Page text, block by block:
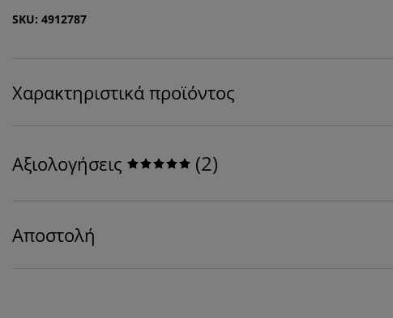
SKU: 4912787
Χαρακτηριστικά προϊόντος
Αξιολογήσεις (2)
Αποστολή